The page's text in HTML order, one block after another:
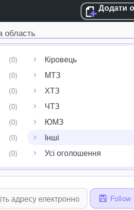
Додати
область
Кіровець
МТЗ
ХТЗ
ЧТЗ
ЮМЗ
Інші
Усі оголошення
Follow